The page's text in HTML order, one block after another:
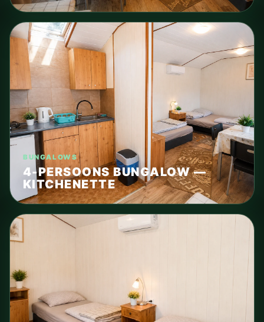
BUNGALOWS
4-PERSOONS BUNGALOW —
KITCHENETTE